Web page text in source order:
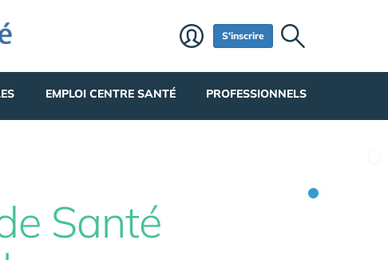
S'inscrire
EMPLOI CENTRE SANTÉ PROFESSIONNELS
Santé